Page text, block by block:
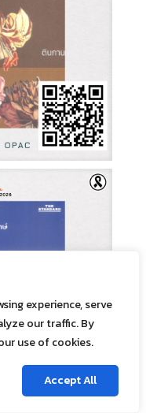
experience, serve
our traffic. By
use of cookies.
Accept All
ติดต่อเรา
Open